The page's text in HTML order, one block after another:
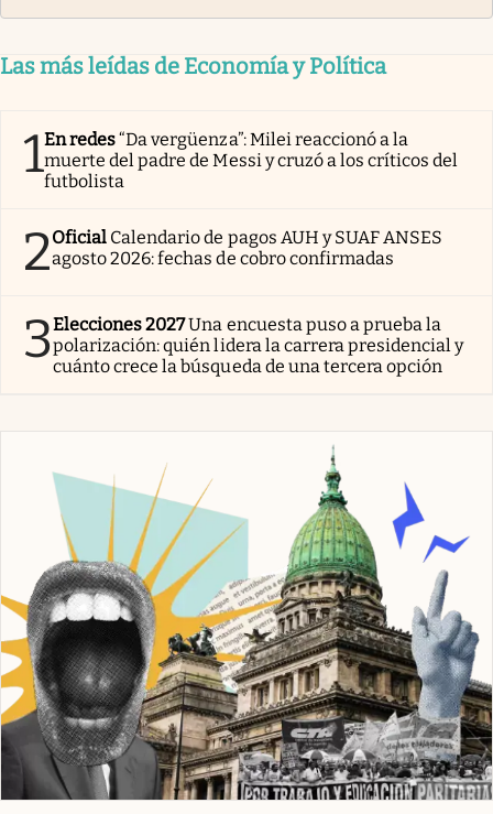
Las más leídas de Economía y Política
1En redes“Da vergüenza”: Milei reaccionó a la
muerte del padre de Messi y cruzó a los críticos del
futbolista
2Oficial Calendario de pagos AUH y SUAF ANSES
agosto 2026: fechas de cobro confirmadas
3Elecciones 2027Una encuesta puso a prueba la
polarización: quién lidera la carrera presidencial y
cuánto crece la búsqueda de una tercera opción